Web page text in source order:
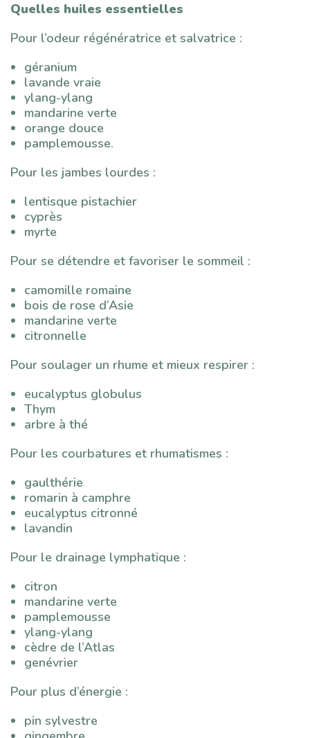
Quelles huiles essentielles
Pour l’odeur régénératrice et salvatrice :
géranium
lavande vraie
ylang-ylang
mandarine verte
orange douce
pamplemousse.
Pour les jambes lourdes :
lentisque pistachier
cyprès
myrte
Pour se détendre et favoriser le sommeil :
camomille romaine
bois de rose d’Asie
mandarine verte
citronnelle
Pour soulager un rhume et mieux respirer :
eucalyptus globulus
Thym
arbre à thé
Pour les courbatures et rhumatismes :
gaulthérie
romarin à camphre
eucalyptus citronné
lavandin
Pour le drainage lymphatique :
citron
mandarine verte
pamplemousse
ylang-ylang
cèdre de l’Atlas
genévrier
Pour plus d’énergie :
pin sylvestre